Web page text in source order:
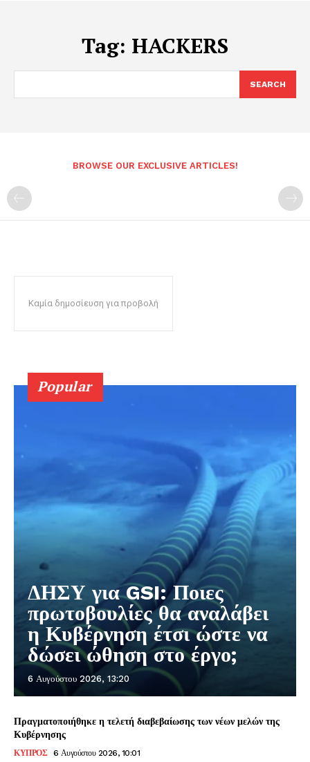
Tag: HACKERS
SEARCH
BROWSE OUR EXCLUSIVE ARTICLES!
Καμία δημοσίευση για προβολή
Popular
ΔΗΣΥ για GSI: Ποιες
πρωτοβουλίες θα αναλάβει
η Κυβέρνηση έτσι ώστε να
δώσει ώθηση στο έργο;
6 Αυγούστου 2026, 13:20
Πραγματοποιήθηκε η τελετή διαβεβαίωσης των νέων μελών της
Κυβέρνησης
ΚΥΠΡΟΣ 6 Αυγούστου 2026, 10:01